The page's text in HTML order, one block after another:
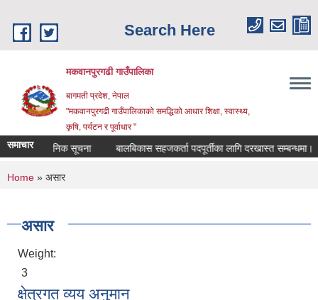
Search Here
मकवानपुरगढी गाउँपालिका
बागमती प्रदेश, नेपाल
"मकवानपुरगढी गाउँपालिकाको समद्धिको आधार शिक्षा, स्‍वास्‍थ्‍य,
कृषि, पर्यटन र पूर्वाधार "
समाचार
सार्वजनिक सूचना बालबिकास सहजकर्ता पदपूर्तीका लागि दरखास्त सम्बन्धमा।
You are here
Home » असार
असार
Weight:
3
क्षेत्रगत व्यय अनुमान